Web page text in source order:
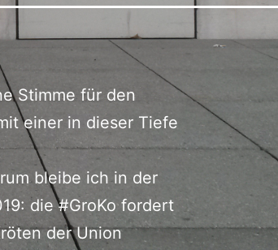
Stimme für den
einer in dieser Tiefe
bleibe ich in der
die #GroKo fordert
der Union